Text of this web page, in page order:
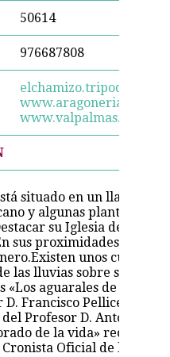
50614
976687808
elchamizo.tripod.com/
www.aragoneria.com/
www.valpalmas.org/
situado en un llano
y algunas plantaciones
su Iglesia de San
sus proximidades
unos curiosos
las lluvias sobre sus
«Los aguarales de
D. Francisco Pellicer
del Profesor D. Antonio
de la vida»
Cronista Oficial de la